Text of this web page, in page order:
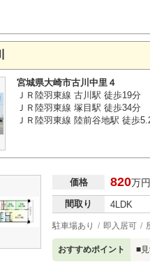
宮城県大崎市古川中里４
ＪＲ陸羽東線 古川駅 徒歩19分
ＪＲ陸羽東線 塚目駅 徒歩34分
ＪＲ陸羽東線 陸前谷地駅 徒歩
価格 820万円
間取り 4LDK
駐車場あり 即入居可
おすすめポイント ■